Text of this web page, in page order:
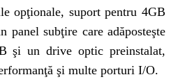
opţionale, suport pentru 4GB
panel subţire care adăposteşte
şi un drive optic preinstalat,
şi multe porturi I/O.